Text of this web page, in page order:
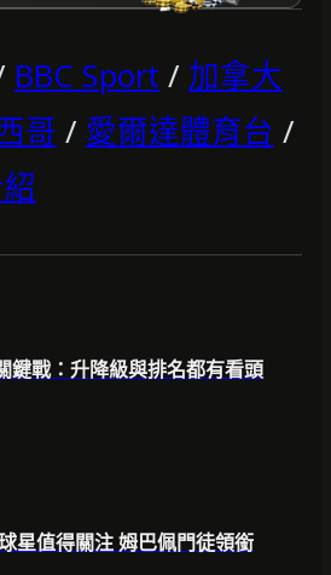
BBC Sport / 加拿大
哥 / 愛爾達體育台 /
鍵戰：升降級與排名都有看頭
星值得關注 姆巴佩門徒領銜